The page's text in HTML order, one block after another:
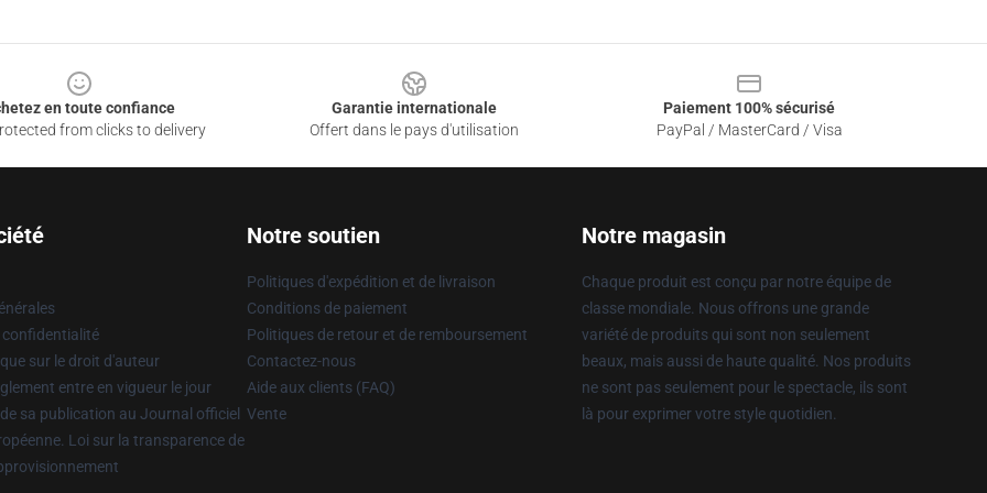
en toute confiance
from clicks to delivery
Garantie internationale
Offert dans le pays d'utilisation
Paiement 100% sécurisé
PayPal / MasterCard / Visa
confidentialité
sur le droit d'auteur
entre en vigueur le jour
sa publication au Journal officiel
Loi sur la transparence de
Notre soutien
Politiques d'expédition et de livraison
Conditions de paiement
Politiques de retour et de remboursement
Contactez-nous
Aide aux clients (FAQ)
Vente
Notre magasin
Chaque produit est conçu par notre équipe de
classe mondiale. Nous offrons une grande
variété de produits qui sont non seulement
beaux, mais aussi de haute qualité. Nos produits
ne sont pas seulement pour le spectacle, ils sont
là pour exprimer votre style quotidien.